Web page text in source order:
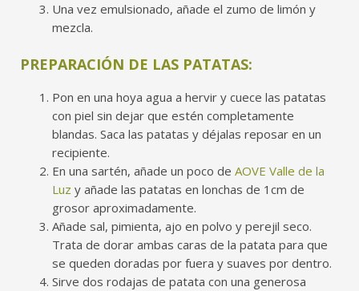
Una vez emulsionado, añade el zumo de limón y
mezcla.
PREPARACIÓN DE LAS PATATAS:
Pon en una hoya agua a hervir y cuece las patatas
con piel sin dejar que estén completamente
blandas. Saca las patatas y déjalas reposar en un
recipiente.
En una sartén, añade un poco de AOVE Valle de la
Luz y añade las patatas en lonchas de 1cm de
grosor aproximadamente.
Añade sal, pimienta, ajo en polvo y perejil seco.
Trata de dorar ambas caras de la patata para que
se queden doradas por fuera y suaves por dentro.
Sirve dos rodajas de patata con una generosa